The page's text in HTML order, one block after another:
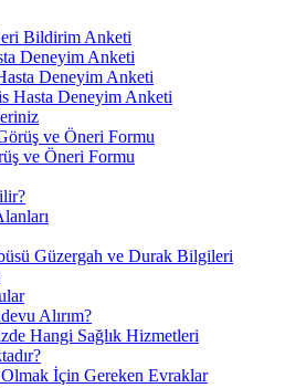
Bildirim Anketi
Deneyim Anketi
Deneyim Anketi
Hasta Deneyim Anketi
ve Öneri Formu
ve Öneri Formu
Güzergah ve Durak Bilgileri
Alırım?
Hangi Sağlık Hizmetleri
İçin Gereken Evraklar